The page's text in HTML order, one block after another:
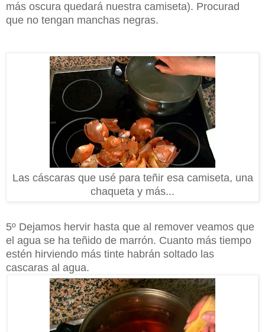
más oscura quedará nuestra camiseta). Procurad
que no tengan manchas negras.
Las cáscaras que usé para teñir esa camiseta, una
chaqueta y más...
5º Dejamos hervir hasta que al remover veamos que
el agua se ha teñido de marrón. Cuanto más tiempo
estén hirviendo más tinte habrán soltado las
cascaras al agua.